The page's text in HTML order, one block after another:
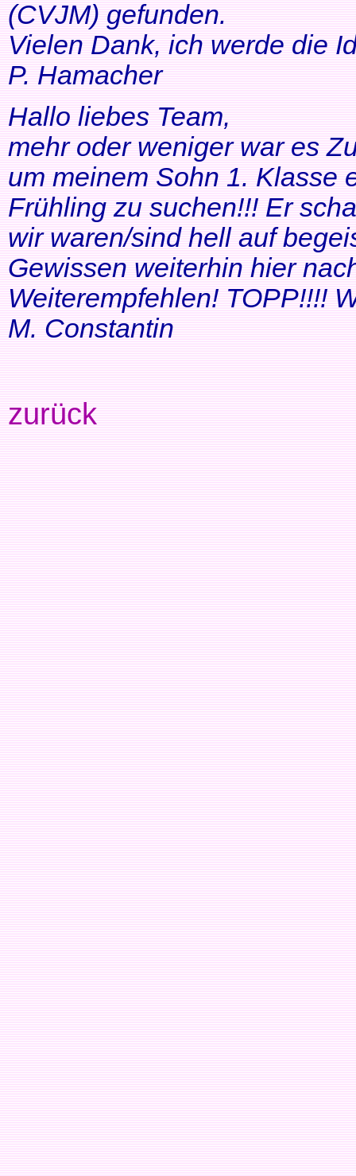
(CVJM) gefunden.
Vielen Dank, ich werde die
P. Hamacher
Hallo liebes Team,
mehr oder weniger war es
um meinem Sohn 1. Klasse
Frühling zu suchen!!! Er
wir waren/sind hell auf
Gewissen weiterhin hier
Weiterempfehlen! TOPP!!!!
M. Constantin
zurück